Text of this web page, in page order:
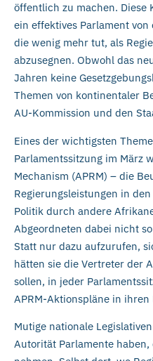
öffentlich zu machen.
ein effektives Parlament
die wenig mehr tut, als
abzusegnen. Obwohl das
Jahren keine
Themen von kontinentaler
AU-Kommission und den
Eines der wichtigsten
Parlamentssitzung im März
Mechanism (APRM) – die
Regierungsleistungen in
Politik durch andere
Abgeordneten dabei nicht
Statt nur dazu aufzurufen,
hätten sie die Vertreter der
sollen, in jeder
APRM-Aktionspläne in
Mutige nationale
Autorität Parlamente